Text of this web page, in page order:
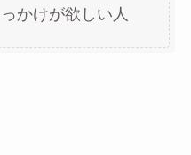
かけが欲しい人